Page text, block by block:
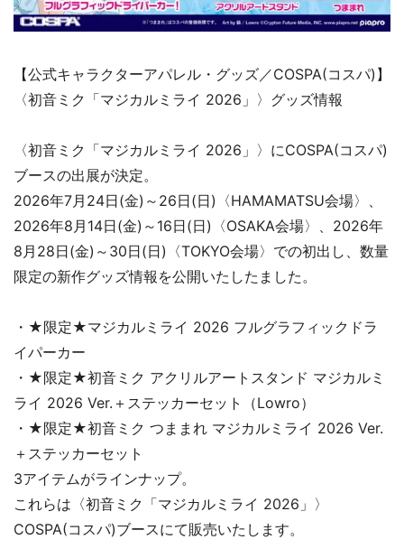
【公式キャラクターアパレル・グッズ／COSPA(コスパ)】
〈初音ミク「マジカルミライ 2026」〉グッズ情報
〈初音ミク「マジカルミライ 2026」〉にCOSPA(コスパ)
ブースの出展が決定。
2026年7月24日(金)～26日(日)〈HAMAMATSU会場〉、
2026年8月14日(金)～16日(日)〈OSAKA会場〉、2026年
8月28日(金)～30日(日)〈TOKYO会場〉での初出し、数量
限定の新作グッズ情報を公開いたしたました。
・★限定★マジカルミライ 2026 フルグラフィックドラ
イパーカー
・★限定★初音ミク アクリルアートスタンド マジカルミ
ライ 2026 Ver.＋ステッカーセット（Lowro）
・★限定★初音ミク つままれ マジカルミライ 2026 Ver.
＋ステッカーセット
3アイテムがラインナップ。
これらは〈初音ミク「マジカルミライ 2026」〉
COSPA(コスパ)ブースにて販売いたします。